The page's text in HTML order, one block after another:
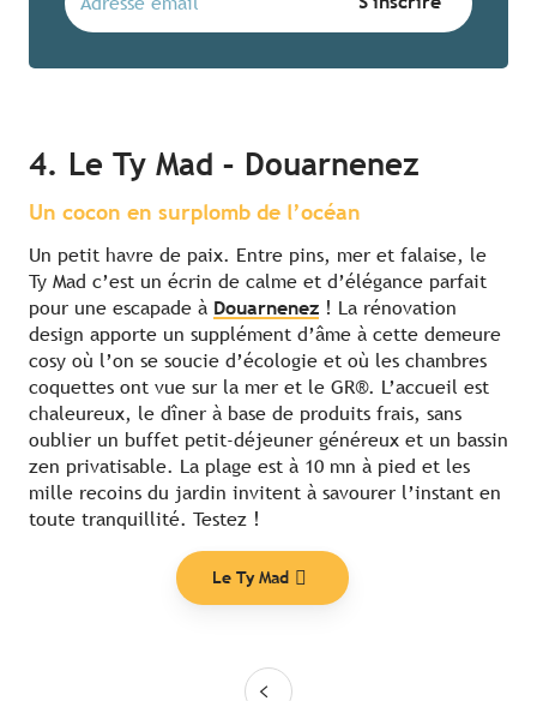
4. Le Ty Mad – Douarnenez
Un cocon en surplomb de l’océan
Un petit havre de paix. Entre pins, mer et falaise, le
Ty Mad c’est un écrin de calme et d’élégance parfait
pour une escapade à Douarnenez ! La rénovation
design apporte un supplément d’âme à cette demeure
cosy où l’on se soucie d’écologie et où les chambres
coquettes ont vue sur la mer et le GR®. L’accueil est
chaleureux, le dîner à base de produits frais, sans
oublier un buffet petit-déjeuner généreux et un bassin
zen privatisable. La plage est à 10 mn à pied et les
mille recoins du jardin invitent à savourer l’instant en
toute tranquillité. Testez !
Le Ty Mad